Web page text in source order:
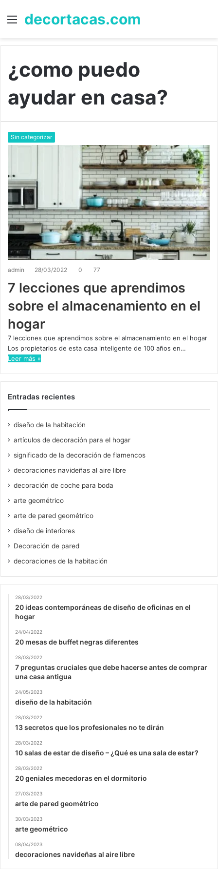
Menú
decortacas.com
¿como puedo
ayudar en casa?
Sin categorizar
admin 28/03/2022 0 77
7 lecciones que aprendimos
sobre el almacenamiento en el
hogar
7 lecciones que aprendimos sobre el almacenamiento en el hogar
Los propietarios de esta casa inteligente de 100 años en…
Leer más »
Entradas recientes
diseño de la habitación
artículos de decoración para el hogar
significado de la decoración de flamencos
decoraciones navideñas al aire libre
decoración de coche para boda
arte geométrico
arte de pared geométrico
diseño de interiores
Decoración de pared
decoraciones de la habitación
28/03/2022
20 ideas contemporáneas de diseño de oficinas en el
hogar
24/04/2022
20 mesas de buffet negras diferentes
28/03/2022
7 preguntas cruciales que debe hacerse antes de comprar
una casa antigua
24/05/2023
diseño de la habitación
28/03/2022
13 secretos que los profesionales no te dirán
28/03/2022
10 salas de estar de diseño – ¿Qué es una sala de estar?
28/03/2022
20 geniales mecedoras en el dormitorio
27/03/2023
arte de pared geométrico
30/03/2023
arte geométrico
08/04/2023
decoraciones navideñas al aire libre